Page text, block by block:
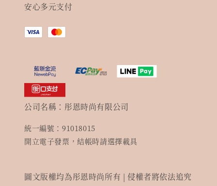
安心多元支付
公司名稱：彤恩時尚有限公司
統一編號：91018015
開立電子發票，結帳時請選擇載具
圖文版權均為彤恩時尚所有 | 侵權者將依法追究